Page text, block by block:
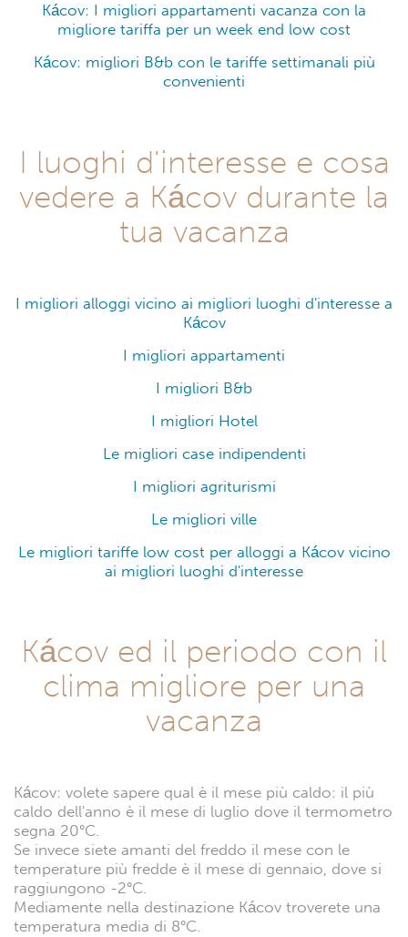
Kácov: I migliori appartamenti vacanza con la
migliore tariffa per un week end low cost
Kácov: migliori B&b con le tariffe settimanali più
convenienti
I luoghi d'interesse e cosa
vedere a Kácov durante la
tua vacanza
I migliori alloggi vicino ai migliori luoghi d'interesse a
Kácov
I migliori appartamenti
I migliori B&b
I migliori Hotel
Le migliori case indipendenti
I migliori agriturismi
Le migliori ville
Le migliori tariffe low cost per alloggi a Kácov vicino
ai migliori luoghi d'interesse
Kácov ed il periodo con il
clima migliore per una
vacanza
Kácov: volete sapere qual è il mese più caldo: il più
caldo dell'anno è il mese di luglio dove il termometro
segna 20°C.
Se invece siete amanti del freddo il mese con le
temperature più fredde è il mese di gennaio, dove si
raggiungono -2°C.
Mediamente nella destinazione Kácov troverete una
temperatura media di 8°C.